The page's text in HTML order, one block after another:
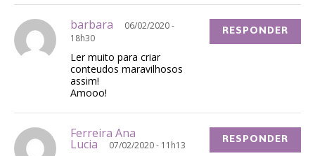
barbara
06/02/2020 -
18h30
Ler muito para criar
conteudos maravilhosos
assim!
Amooo!
RESPONDER
Ferreira Ana
Lucia 07/02/2020 - 11h13 RESPONDER